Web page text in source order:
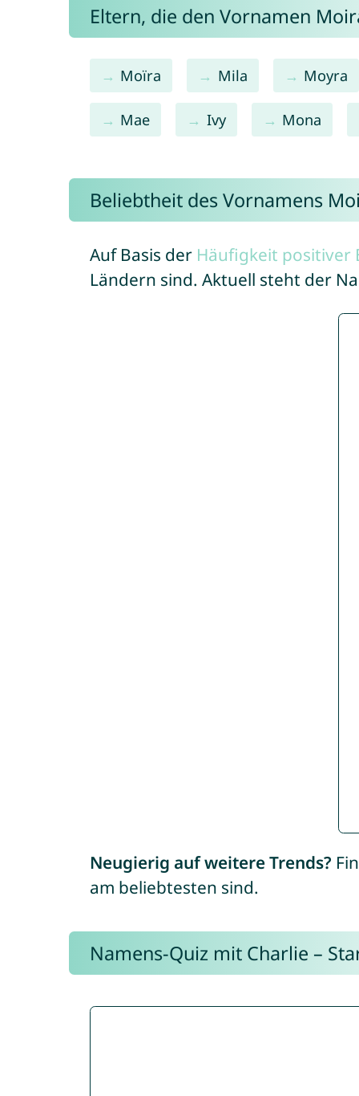
Eltern, die den Vornamen
Moïra Mila Moyra
Mae Ivy Mona
Beliebtheit des Vornamens
Auf Basis der Häufigkeit positiver
Ländern sind. Aktuell steht der
Neugierig auf weitere Trends?
am beliebtesten sind.
Namens-Quiz mit Charlie –